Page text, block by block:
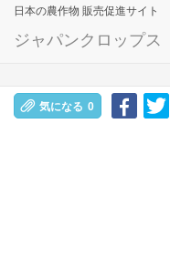
日本の農作物 販売促進サイト
ジャパンクロップス
気になる 0